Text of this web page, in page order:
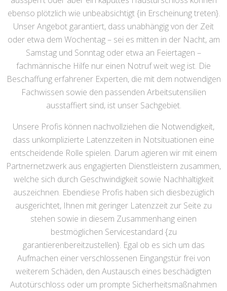
ebenso plötzlich wie unbeabsichtigt {in Erscheinung treten}.
Unser Angebot garantiert, dass unabhängig von der Zeit
oder etwa dem Wochentag – sei es mitten in der Nacht, am
Samstag und Sonntag oder etwa an Feiertagen –
fachmännische Hilfe nur einen Notruf weit weg ist. Die
Beschaffung erfahrener Experten, die mit dem notwendigen
Fachwissen sowie den passenden Arbeitsutensilien
ausstaffiert sind, ist unser Sachgebiet.
Unsere Profis können nachvollziehen die Notwendigkeit,
dass unkomplizierte Latenzzeiten in Notsituationen eine
entscheidende Rolle spielen. Darum agieren wir mit einem
Partnernetzwerk aus engagierten Dienstleistern zusammen,
welche sich durch Geschwindigkeit sowie Nachhaltigkeit
auszeichnen. Ebendiese Profis haben sich diesbezüglich
ausgerichtet, Ihnen mit geringer Latenzzeit zur Seite zu
stehen sowie in diesem Zusammenhang einen
bestmöglichen Servicestandard {zu
garantierenbereitzustellen}. Egal ob es sich um das
Aufmachen einer verschlossenen Eingangstür frei von
weiterem Schäden, den Austausch eines beschädigten
Autotürschloss oder um prompte Sicherheitsmaßnahmen